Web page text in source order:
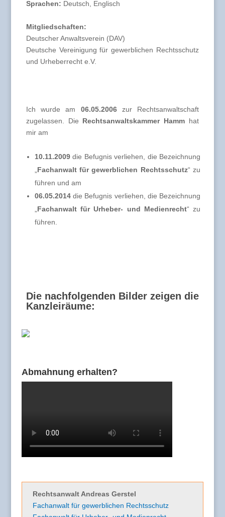
Sprachen: Deutsch, Englisch
Mitgliedschaften:
Deutscher Anwaltsverein (DAV)
Deutsche Vereinigung für gewerblichen Rechtsschutz
und Urheberrecht e.V.
Ich wurde am 06.05.2006zur Rechtsanwaltschaft
zugelassen. Die Rechtsanwaltskammer Hamm hat
mir am
10.11.2009die Befugnis verliehen, die Bezeichnung
„Fachanwalt für gewerblichen Rechtsschutz“ zu
führen und am
06.05.2014die Befugnis verliehen, die Bezeichnung
„Fachanwalt für Urheber- und Medienrecht“ zu
führen.
Die nachfolgenden Bilder zeigen die
Kanzleiräume:
Abmahnung erhalten?
Rechtsanwalt Andreas Gerstel
Fachanwalt für gewerblichen Rechtsschutz